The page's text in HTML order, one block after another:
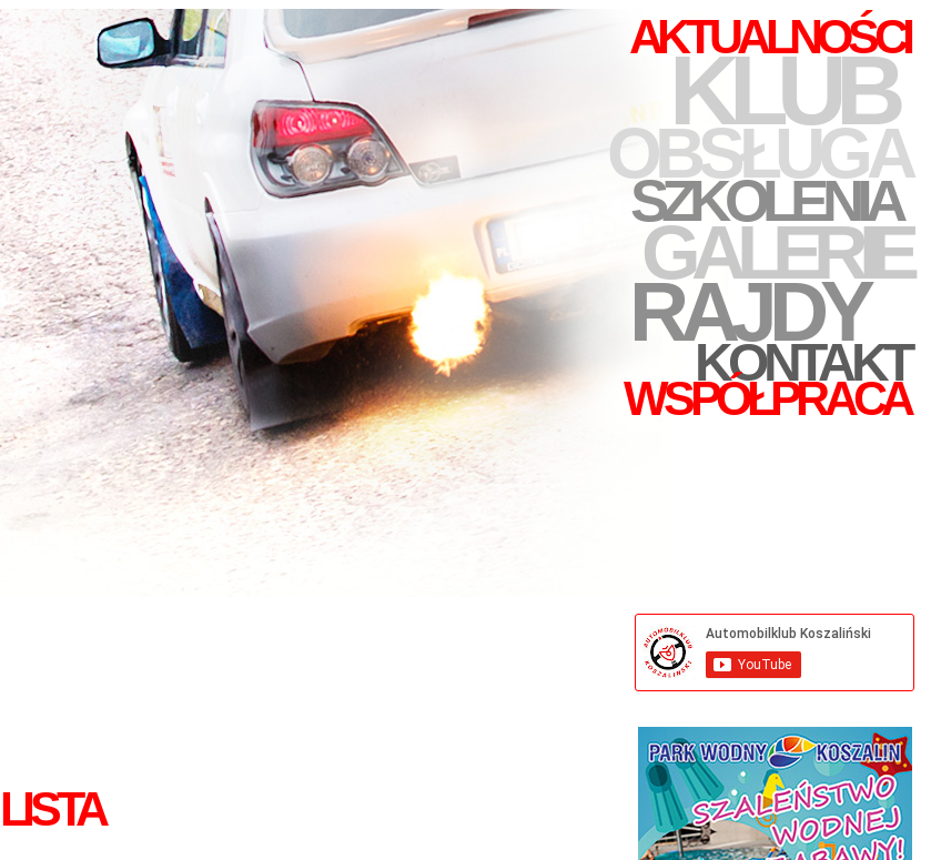
AKTUALNOŚCI
KLUB
OBSŁUGA
SZKOLENIA
GALERIE
RAJDY
KONTAKT
WSPÓŁPRACA
LISTA